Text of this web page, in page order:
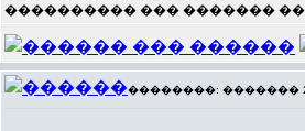
���������� ��� ������� ���
��������: ������� 24